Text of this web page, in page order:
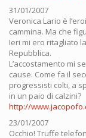
31/01/2007
Veronica Lario è
cammina. Ma che
Ieri mi ero ritagliato
Repubblica.
L’accostamento mi
cause. Come fa il
progressisti colti, a
in un paio di calzini?
http://
23/01/2007
Occhio! Truffe